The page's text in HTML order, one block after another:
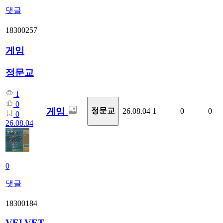
댓글
18300257
게임
정문교
1
0
0
26.08.04
0
댓글
게임 정문교 26.08.04 1 0 0
18300184